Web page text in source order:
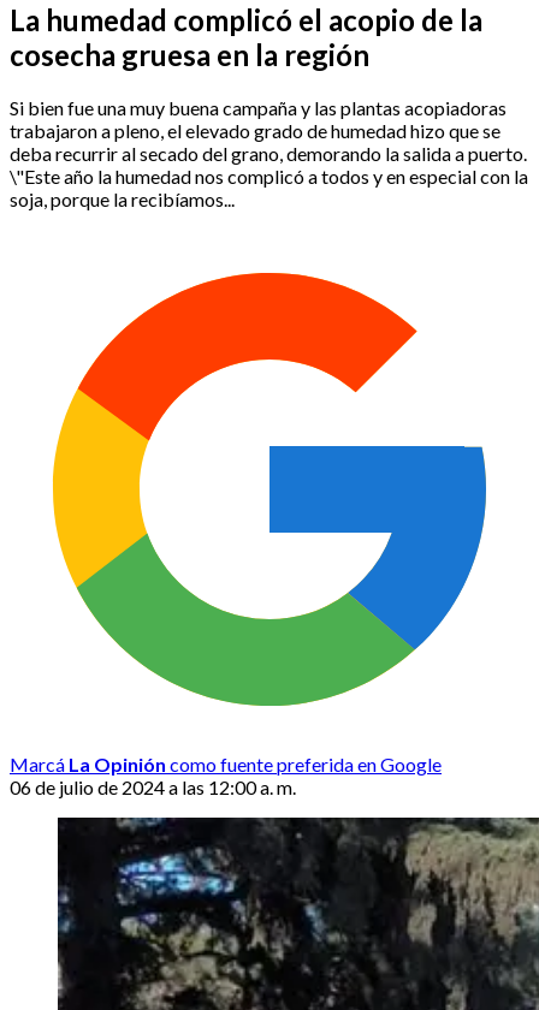
La humedad complicó el acopio de la
cosecha gruesa en la región
Si bien fue una muy buena campaña y las plantas acopiadoras
trabajaron a pleno, el elevado grado de humedad hizo que se
deba recurrir al secado del grano, demorando la salida a puerto.
\"Este año la humedad nos complicó a todos y en especial con la
soja, porque la recibíamos...
Marcá La Opinión como fuente preferida en Google
06 de julio de 2024 a las 12:00 a. m.